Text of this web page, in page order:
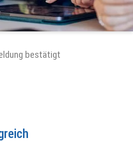
bestätigt